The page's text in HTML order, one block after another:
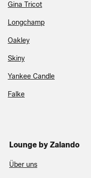
Gina Tricot
Longchamp
Oakley
Skiny
Yankee Candle
Falke
Lounge by Zalando
Über uns